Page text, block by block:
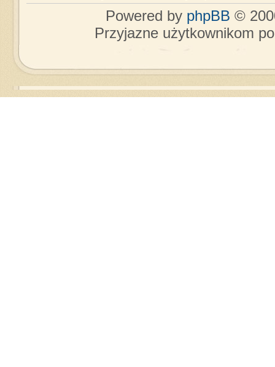
Powered by phpBB ©
Przyjazne użytkownikom